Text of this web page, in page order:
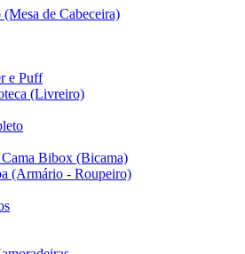
de Cabeceira)
e Puff
(Livreiro)
Bibox (Bicama)
(Armário - Roupeiro)